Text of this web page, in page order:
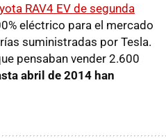
RAV4 EV de segunda
eléctrico para el mercado
suministradas por Tesla.
pensaban vender 2.600
abril de 2014 han